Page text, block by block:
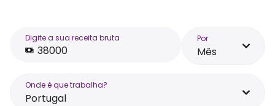
Digite a sua receita bruta Por
Mês
Onde é que trabalha?
Portugal